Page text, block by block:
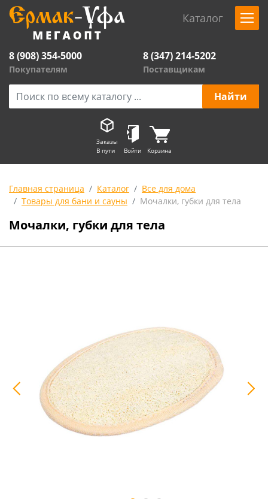
Каталог
8 (908) 354-5000
Покупателям
8 (347) 214-5202
Поставщикам
Заказы
В пути
Войти Корзина
Главная страница Каталог
Все для дома
Товары для бани и сауны
Мочалки, губки для тела
Мочалки, губки для тела